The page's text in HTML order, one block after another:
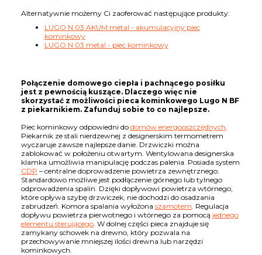
Alternatywnie możemy Ci zaoferować następujące produkty:
LUGO N 03 AKUM metal - akumulacyjny piec
kominkowy
LUGO N 03 metal - piec kominkowy
Połączenie domowego ciepła i pachnącego posiłku
jest z pewnością kuszące. Dlaczego więc nie
skorzystać z możliwości pieca kominkowego Lugo N BF
z piekarnikiem. Zafunduj sobie to co najlepsze.
Piec kominkowy odpowiedni do domów energooszczędnych
Piekarnik ze stali nierdzewnej z designerskim termometrem
wyczaruje zawsze najlepsze danie. Drzwiczki można
zablokować w położeniu otwartym. Wentylowana designerska
klamka umożliwia manipulację podczas palenia. Posiada system
CDP – centralne doprowadzenie powietrza zewnętrznego.
Standardowo możliwe jest podłączenie górnego lub tylnego
odprowadzenia spalin. Dzięki dopływowi powietrza wtórnego,
które opływa szybę drzwiczek, nie dochodzi do osadzania
zabrudzeń. Komora spalania wyłożona szamotem . Regulacja
dopływu powietrza pierwotnego i wtórnego za pomocą jednego
elementu sterującego. W dolnej części pieca znajduje się
zamykany schowek na drewno, który pozwala na
przechowywanie mniejszej ilości drewna lub narzędzi
kominkowych.